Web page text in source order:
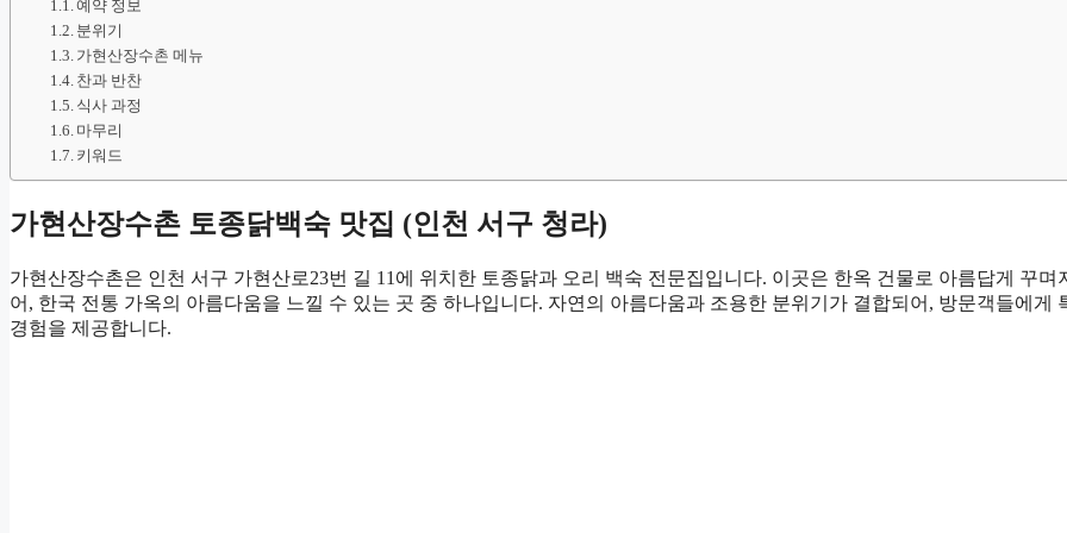
예약 정보
분위기
가현산장수촌 메뉴
찬과 반찬
식사 과정
마무리
키워드
가현산장수촌 토종닭백숙 맛집 (인천 서구 청라)
가현산장수촌은 인천 서구 가현산로23번 길 11에 위치한 토종닭과 오리 백숙 전문집입니다. 이곳은 한옥 건물로 아름답게 꾸며
어, 한국 전통 가옥의 아름다움을 느낄 수 있는 곳 중 하나입니다. 자연의 아름다움과 조용한 분위기가 결합되어, 방문객들에게
경험을 제공합니다.